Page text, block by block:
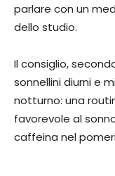
parlare con un
dello studio.
Il consiglio,
sonnellini diurni e
notturno: una
favorevole al
caffeina nel